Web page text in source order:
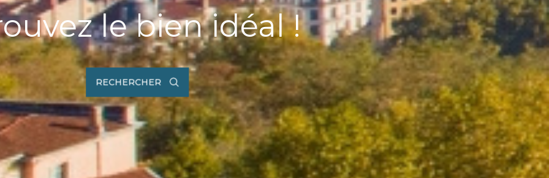
le bien idéal !
RECHERCHER